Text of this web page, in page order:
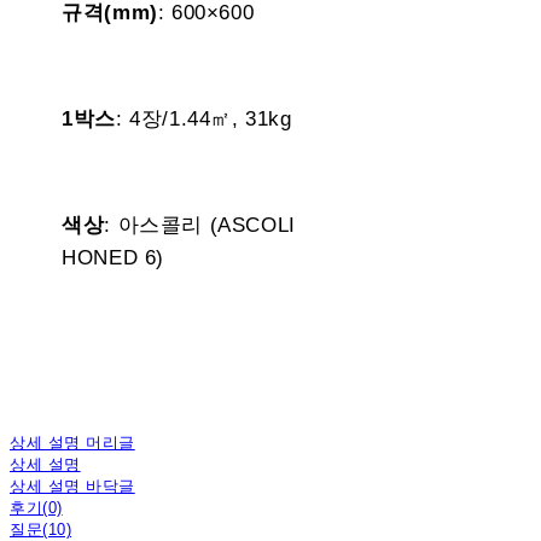
규격(mm): 600×600
1박스: 4장/1.44㎡, 31kg
색상: 아스콜리 (ASCOLI
HONED 6)
상세 설명 머리글
상세 설명
상세 설명 바닥글
후기(0)
질문(10)